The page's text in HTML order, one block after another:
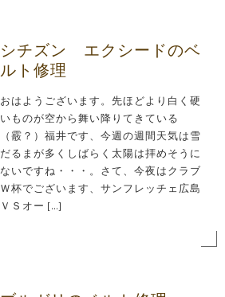
シチズン エクシードのベ
ルト修理
おはようございます。先ほどより白く硬
いものが空から舞い降りてきている
（霰？）福井です、今週の週間天気は雪
だるまが多くしばらく太陽は拝めそうに
ないですね・・・。さて、今夜はクラブ
Ｗ杯でございます、サンフレッチェ広島
ＶＳオー […]